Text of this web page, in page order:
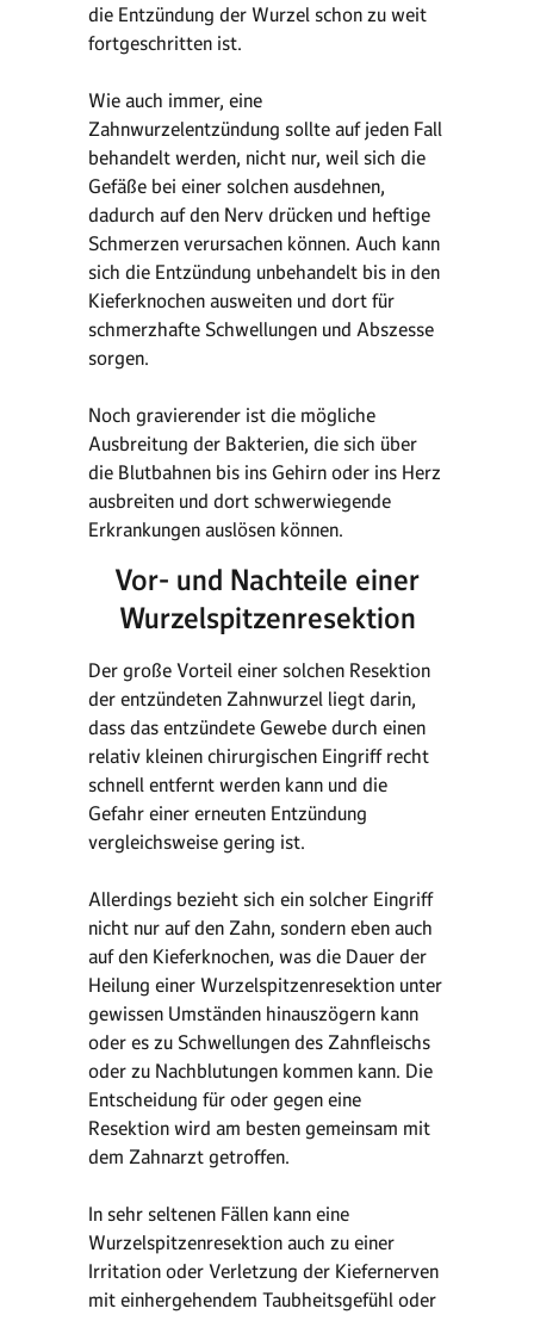
die Entzündung der Wurzel schon zu weit
fortgeschritten ist.
Wie auch immer, eine
Zahnwurzelentzündung sollte auf jeden Fall
behandelt werden, nicht nur, weil sich die
Gefäße bei einer solchen ausdehnen,
dadurch auf den Nerv drücken und heftige
Schmerzen verursachen können. Auch kann
sich die Entzündung unbehandelt bis in den
Kieferknochen ausweiten und dort für
schmerzhafte Schwellungen und Abszesse
sorgen.
Noch gravierender ist die mögliche
Ausbreitung der Bakterien, die sich über
die Blutbahnen bis ins Gehirn oder ins Herz
ausbreiten und dort schwerwiegende
Erkrankungen auslösen können.
Vor- und Nachteile einer
Wurzelspitzenresektion
Der große Vorteil einer solchen Resektion
der entzündeten Zahnwurzel liegt darin,
dass das entzündete Gewebe durch einen
relativ kleinen chirurgischen Eingriff recht
schnell entfernt werden kann und die
Gefahr einer erneuten Entzündung
vergleichsweise gering ist.
Allerdings bezieht sich ein solcher Eingriff
nicht nur auf den Zahn, sondern eben auch
auf den Kieferknochen, was die Dauer der
Heilung einer Wurzelspitzenresektion unter
gewissen Umständen hinauszögern kann
oder es zu Schwellungen des Zahnfleischs
oder zu Nachblutungen kommen kann. Die
Entscheidung für oder gegen eine
Resektion wird am besten gemeinsam mit
dem Zahnarzt getroffen.
In sehr seltenen Fällen kann eine
Wurzelspitzenresektion auch zu einer
Irritation oder Verletzung der Kiefernerven
mit einhergehendem Taubheitsgefühl oder